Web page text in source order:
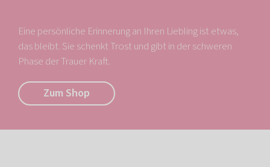
Eine persönliche Erinnerung an Ihren Liebling ist etwas,
das bleibt. Sie schenkt Trost und gibt in der schweren
Phase der Trauer Kraft.
Zum Shop